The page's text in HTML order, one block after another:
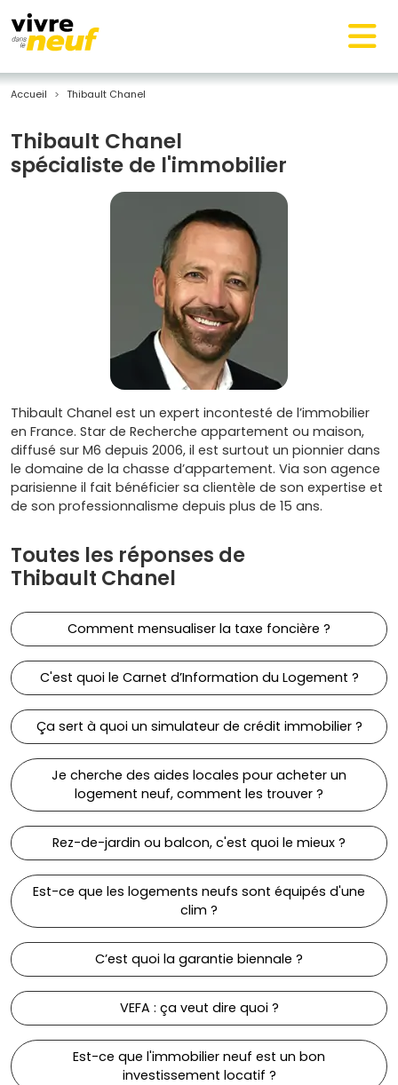
Accueil Thibault Chanel
Thibault Chanel
spécialiste de l'immobilier
Thibault Chanel est un expert incontesté de l’immobilier
en France. Star de Recherche appartement ou maison,
diffusé sur M6 depuis 2006, il est surtout un pionnier dans
le domaine de la chasse d’appartement. Via son agence
parisienne il fait bénéficier sa clientèle de son expertise et
de son professionnalisme depuis plus de 15 ans.
Toutes les réponses de
Thibault Chanel
Comment mensualiser la taxe foncière ?
C'est quoi le Carnet d’Information du Logement ?
Ça sert à quoi un simulateur de crédit immobilier ?
Je cherche des aides locales pour acheter un
logement neuf, comment les trouver ?
Rez-de-jardin ou balcon, c'est quoi le mieux ?
Est-ce que les logements neufs sont équipés d'une
clim ?
C’est quoi la garantie biennale ?
VEFA : ça veut dire quoi ?
Est-ce que l'immobilier neuf est un bon
investissement locatif ?